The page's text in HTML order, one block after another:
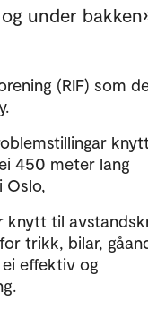
under
(RIF) som
450 meter lang
Oslo,
knytt til
trikk, bilar,
effektiv og